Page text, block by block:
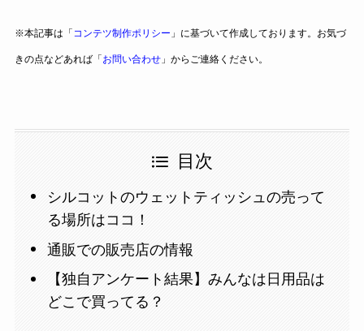
※本記事は「 コンテツ制作ポリシー 」に基づいて作成しております。お気づ
きの点などあれば「 お問い合わせ」からご連絡ください。
目次
シルコットのウェットティッシュの売って
る場所はココ！
通販での販売店の情報
【独自アンケート結果】みんなは日用品は
どこで買ってる？